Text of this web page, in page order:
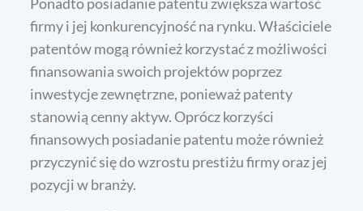
firmy i jej konkurencyjność na rynku. Właściciele
patentów mogą również korzystać z możliwości
finansowania swoich projektów poprzez
inwestycje zewnętrzne, ponieważ patenty
stanowią cenny aktyw. Oprócz korzyści
finansowych posiadanie patentu może również
przyczynić się do wzrostu prestiżu firmy oraz jej
pozycji w branży.